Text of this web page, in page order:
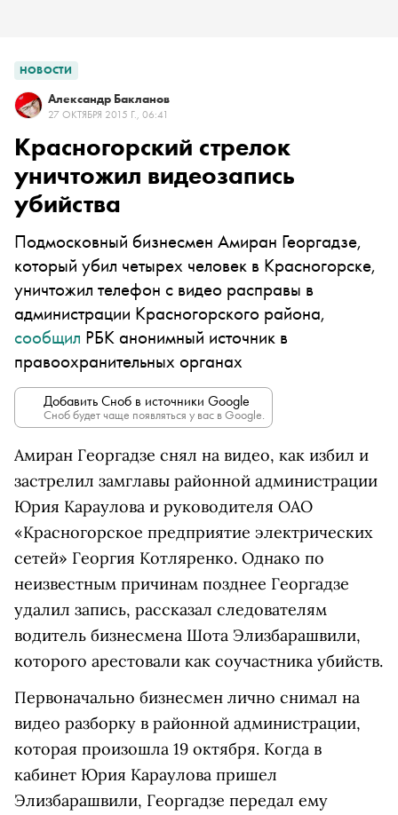
НОВОСТИ
Александр Бакланов
27 ОКТЯБРЯ 2015 Г., 06:41
Красногорский стрелок
уничтожил видеозапись
убийства
Подмосковный бизнесмен Амиран Георгадзе,
который убил четырех человек в Красногорске,
уничтожил телефон с видео расправы в
администрации Красногорского района,
сообщил РБК анонимный источник в
правоохранительных органах
Добавить Сноб в источники Google
Сноб будет чаще появляться у вас в Google.
Амиран Георгадзе снял на видео, как избил и
застрелил замглавы районной администрации
Юрия Караулова и руководителя ОАО
«Красногорское предприятие электрических
сетей» Георгия Котляренко. Однако по
неизвестным причинам позднее Георгадзе
удалил запись, рассказал следователям
водитель бизнесмена Шота Элизбарашвили,
которого арестовали как соучастника убийств.
Первоначально бизнесмен лично снимал на
видео разборку в районной администрации,
которая произошла 19 октября. Когда в
кабинет Юрия Караулова пришел
Элизбарашвили, Георгадзе передал ему